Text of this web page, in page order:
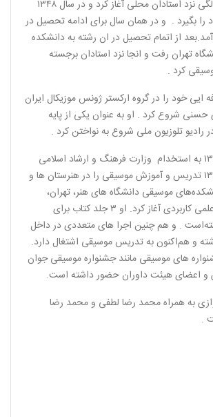
موسیقی را از ۱۲ سالگی نزد استادان محلی آغاز کرد و در سال ۱۳۴۸
را بگیرد . و در همان سال برای ادامه تحصیل در
آمد.بعد از اتمام تحصیل در ان رشته به دانشکده
تهران رفت و انجا نزد استادان برجسته
کرد .
ایی خود را در گروه ارکستر ژونس موزیکال ایران
شروع کرد . او به عنوان یکی از پایه
رادیو تلوزیون ملی شروع به نواختن کرد .
افشارنیا در سال ۱۳۶۵ به استخدام وزارت فرهنگ و ارشاد اسلامی
درآمد. و از سال ۱۳۶۶ تدریس و آموزش موسیقی را در هنرستان‌ ها و
در دانشکده‌های موسیقی دانشگاه‌ های هنر، تهران،
سوره، آزاد و جامع علمی کاربردی آغاز کرد. او ۳ جلد کتاب برای
. و هم‌ چنین اجرا های متعددی در داخل
و هم‌اکنون به تدریس موسیقی اشتغال دارد.
های موسیقی مانند جشنواره موسیقی جوان
و اعضای هیئت داوران حضور داشته‌ است.
به همراه محمد رضا لطفی و محمد رضا
.